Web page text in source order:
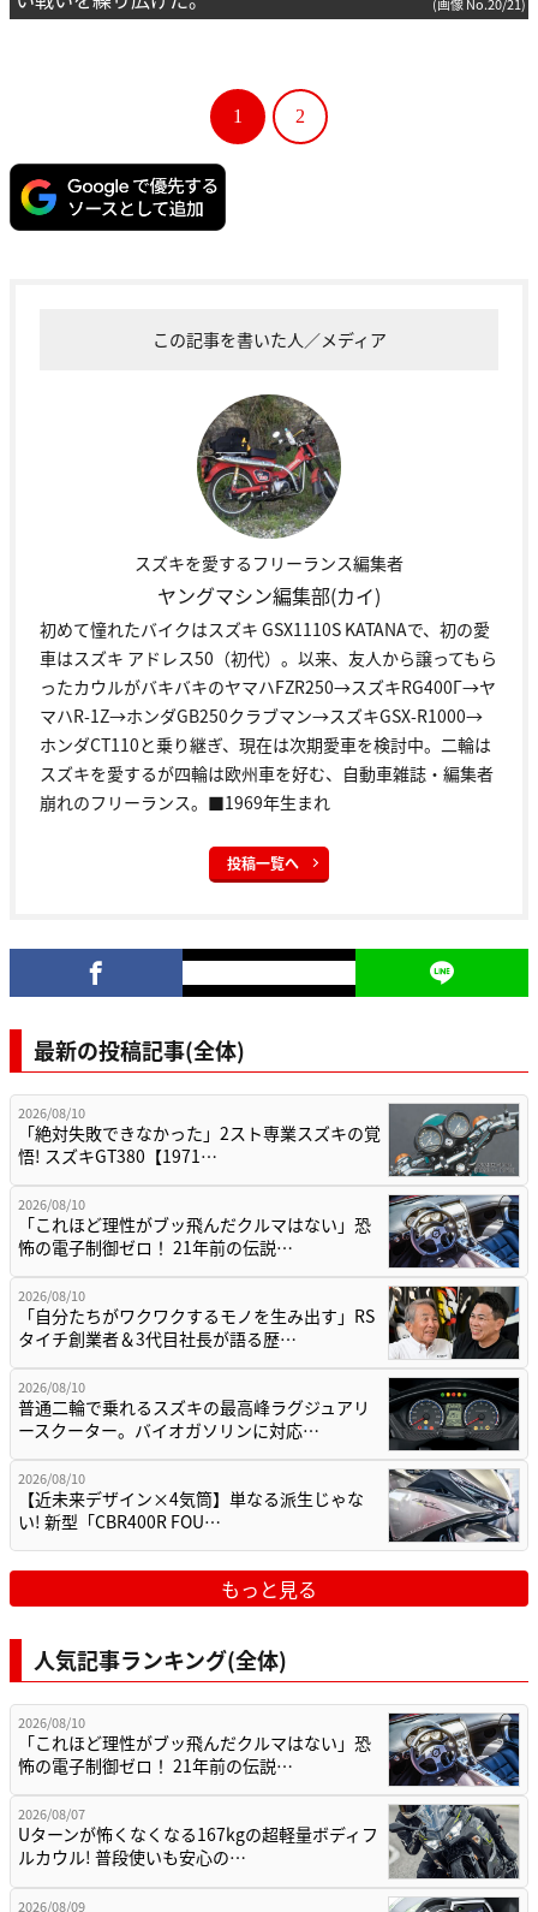
1 2
この記事を書いた人／メディア
スズキを愛するフリーランス編集者
ヤングマシン編集部(カイ)
初めて憧れたバイクはスズキ GSX1110S KATANAで、初の愛
車はスズキ アドレス50（初代）。以来、友人から譲ってもら
ったカウルがバキバキのヤマハFZR250→スズキRG400Γ→ヤ
マハR-1Z→ホンダGB250クラブマン→スズキGSX-R1000→
ホンダCT110と乗り継ぎ、現在は次期愛車を検討中。二輪は
スズキを愛するが四輪は欧州車を好む、自動車雑誌・編集者
崩れのフリーランス。■1969年生まれ
投稿一覧へ
最新の投稿記事(全体)
2026/08/10
「絶対失敗できなかった」2スト専業スズキの覚
悟! スズキGT380【1971…
2026/08/10
「これほど理性がブッ飛んだクルマはない」恐
怖の電子制御ゼロ！ 21年前の伝説…
2026/08/10
「自分たちがワクワクするモノを生み出す」RS
タイチ創業者＆3代目社長が語る歴…
2026/08/10
普通二輪で乗れるスズキの最高峰ラグジュアリ
ースクーター。バイオガソリンに対応…
2026/08/10
【近未来デザイン×4気筒】単なる派生じゃな
い! 新型「CBR400R FOU…
もっと見る
人気記事ランキング(全体)
2026/08/10
「これほど理性がブッ飛んだクルマはない」恐
怖の電子制御ゼロ！ 21年前の伝説…
2026/08/07
Uターンが怖くなくなる167kgの超軽量ボディフ
ルカウル! 普段使いも安心の…
2026/08/09